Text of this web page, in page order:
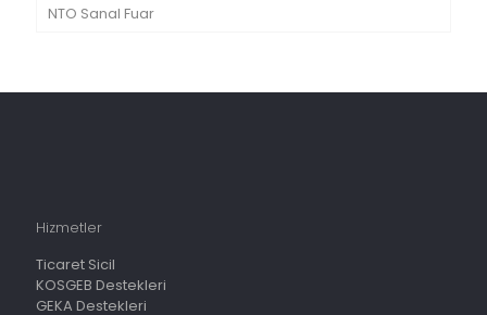
NTO Sanal Fuar
Hizmetler
Ticaret Sicil
KOSGEB Destekleri
GEKA Destekleri